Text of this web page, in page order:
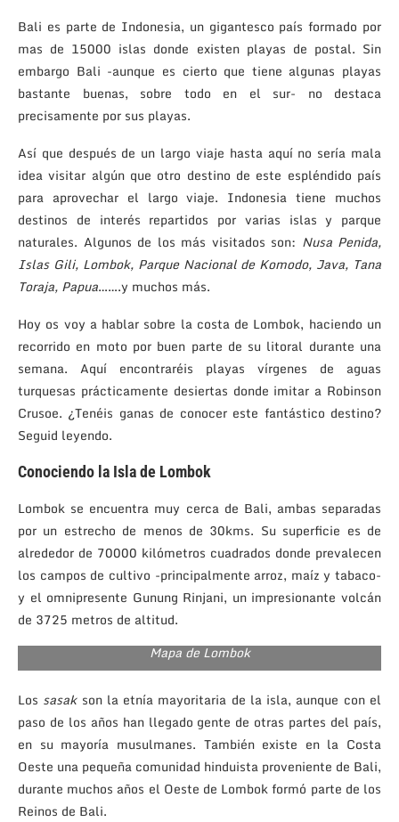
Bali es parte de Indonesia, un gigantesco país formado por
mas de 15000 islas donde existen playas de postal. Sin
embargo Bali -aunque es cierto que tiene algunas playas
bastante buenas, sobre todo en el sur- no destaca
precisamente por sus playas.
Así que después de un largo viaje hasta aquí no sería mala
idea visitar algún que otro destino de este espléndido país
para aprovechar el largo viaje. Indonesia tiene muchos
destinos de interés repartidos por varias islas y parque
naturales. Algunos de los más visitados son: Nusa Penida,
Islas Gili, Lombok, Parque Nacional de Komodo, Java, Tana
Toraja, Papua…….y muchos más.
Hoy os voy a hablar sobre la costa de Lombok, haciendo un
recorrido en moto por buen parte de su litoral durante una
semana. Aquí encontraréis playas vírgenes de aguas
turquesas prácticamente desiertas donde imitar a Robinson
Crusoe. ¿Tenéis ganas de conocer este fantástico destino?
Seguid leyendo.
Conociendo la Isla de Lombok
Lombok se encuentra muy cerca de Bali, ambas separadas
por un estrecho de menos de 30kms. Su superficie es de
alrededor de 70000 kilómetros cuadrados donde prevalecen
los campos de cultivo -principalmente arroz, maíz y tabaco-
y el omnipresente Gunung Rinjani, un impresionante volcán
de 3725 metros de altitud.
Mapa de Lombok
Los sasak son la etnía mayoritaria de la isla, aunque con el
paso de los años han llegado gente de otras partes del país,
en su mayoría musulmanes. También existe en la Costa
Oeste una pequeña comunidad hinduista proveniente de Bali,
durante muchos años el Oeste de Lombok formó parte de los
Reinos de Bali.